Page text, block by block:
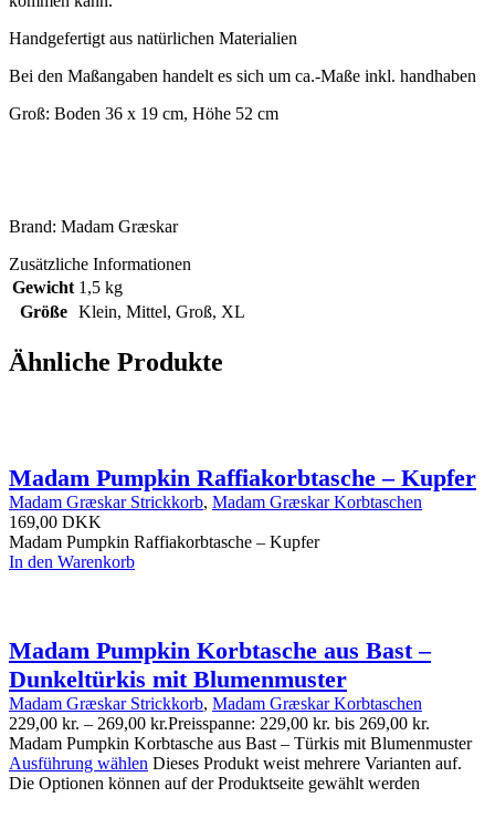
Handgefertigt aus natürlichen Materialien
Bei den Maßangaben handelt es sich um ca.-Maße inkl. handhaben
Groß: Boden 36 x 19 cm, Höhe 52 cm
Brand: Madam Græskar
Zusätzliche Informationen
Gewicht 1,5 kg
Größe
Klein, Mittel, Groß, XL
Ähnliche Produkte
Madam Pumpkin Raffiakorbtasche – Kupfer
Madam Græskar Strickkorb, Madam Græskar Korbtaschen
169,00 DKK
Madam Pumpkin Raffiakorbtasche – Kupfer
In den Warenkorb
Madam Pumpkin Korbtasche aus Bast –
Dunkeltürkis mit Blumenmuster
Madam Græskar Strickkorb, Madam Græskar Korbtaschen
229,00 kr. – 269,00 kr.Preisspanne: 229,00 kr. bis 269,00 kr.
Madam Pumpkin Korbtasche aus Bast – Türkis mit Blumenmuster
Ausführung wählen Dieses Produkt weist mehrere Varianten auf.
Die Optionen können auf der Produktseite gewählt werden